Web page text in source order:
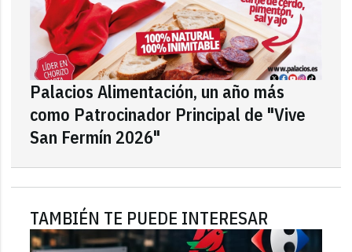
Palacios Alimentación, un año más
como Patrocinador Principal de "Vive
San Fermín 2026"
TAMBIÉN TE PUEDE INTERESAR